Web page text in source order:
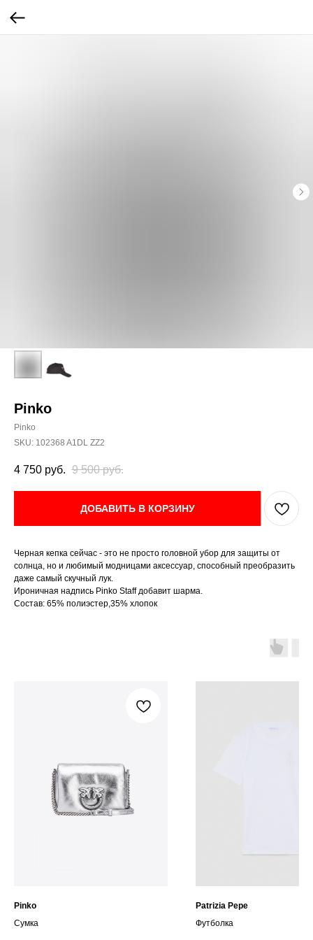
Pinko
Pinko
SKU: 102368 A1DL ZZ2
4 750 руб. 9 500 руб.
ДОБАВИТЬ В КОРЗИНУ
Черная кепка сейчас - это не просто головной убор для защиты от
солнца, но и любимый модницами аксессуар, способный преобразить
даже самый скучный лук.
Ироничная надпись Pinko Staff добавит шарма.
Состав: 65% полиэстер,35% хлопок
Pinko
Сумка
Patrizia Pepe
Футболка